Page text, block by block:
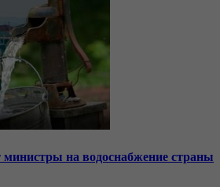
министры на водоснабжение страны